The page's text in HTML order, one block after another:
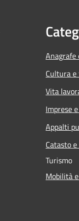
Cultura
Vita
Imprese
Appalti
Catasto
Turismo
Mobilità